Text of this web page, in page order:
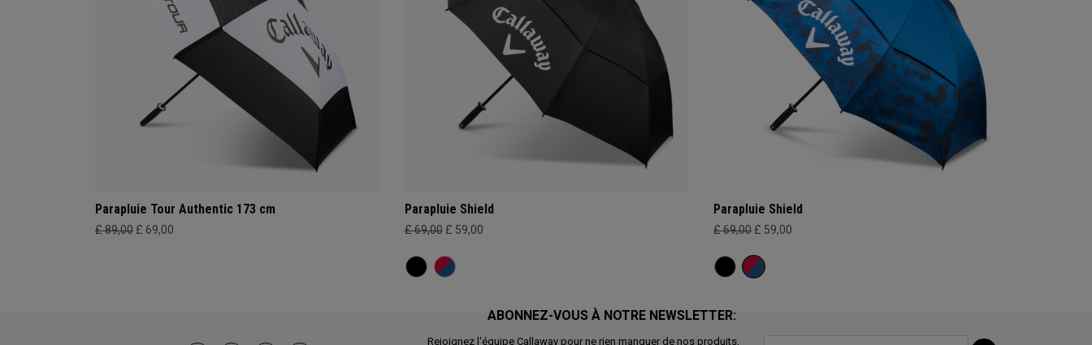
Parapluie Tour Authentic 173 cm
£ 89,00 £ 69,00
Parapluie Shield
£ 69,00 £ 59,00
Parapluie Shield
£ 69,00 £ 59,00
ABONNEZ-VOUS À NOTRE NEWSLETTER:
Rejoignez l'équipe Callaway pour ne rien manquer de nos produits,